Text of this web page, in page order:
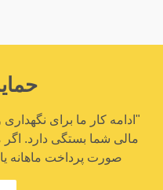
"ادامه کار ما برای
مالی شما بستگی دارد. اگر
صورت پرداخت ماهانه